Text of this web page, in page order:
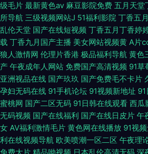
级毛片 最新黄色av 麻豆影院免费 五月天堂
所导航 三级视频网站J 51福利影院 丁香五
乱伦天堂 国产在线短视频 丁香五月丁香婷
载 丁香九月国产主播 美女网站视频黄 A片
狼人激情网 伦理片香港 极品福利导航 黄色
产 午夜成年人网站 免费国产高清视频 91草
亚洲视品在线 国产玖玖 国产免费毛不卡片
孕妇无码在线 91手机论坛 91视频新地址 91
蜜桃网 国产二区无码 91日韩在线观看 西瓜
无码视频 国产在线福利 国产在线日皮片 午
女 AV福利激情毛片 黄色网在线播放 91视
利在线视频导航 欧美喷潮一区二区 午夜理